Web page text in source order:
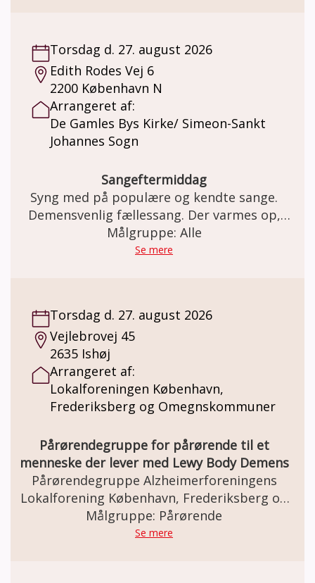
Torsdag d. 27. august 2026
Edith Rodes Vej 6
2200 København N
Arrangeret af:
De Gamles Bys Kirke/ Simeon-Sankt
Johannes Sogn
Sangeftermiddag
Syng med på populære og kendte sange.
Demensvenlig fællessang. Der varmes op,
inden vi synger (om årstiderne, glæder,
sorger, naturen, og meget mere i selskab)
Målgruppe: Alle
Se mere
Torsdag d. 27. august 2026
Vejlebrovej 45
2635 Ishøj
Arrangeret af:
Lokalforeningen København,
Frederiksberg og Omegnskommuner
Pårørendegruppe for pårørende til et
menneske der lever med Lewy Body Demens
Pårørendegruppe Alzheimerforeningens
Lokalforening København, Frederiksberg og
Omegnskommuner for pårørende til
mennesker der lever med Lewy Body
Målgruppe: Pårørende
Se mere